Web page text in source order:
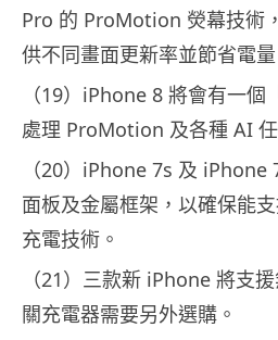
Pro 的 ProMotion 熒幕技術
供不同畫面更新率並節省電量
（19）iPhone 8 將會有一
處理 ProMotion 及各種 AI 任
（20）iPhone 7s 及
面板及金屬框架，以確保能
充電技術。
（21）三款新 iPhone 將支
關充電器需要另外選購。